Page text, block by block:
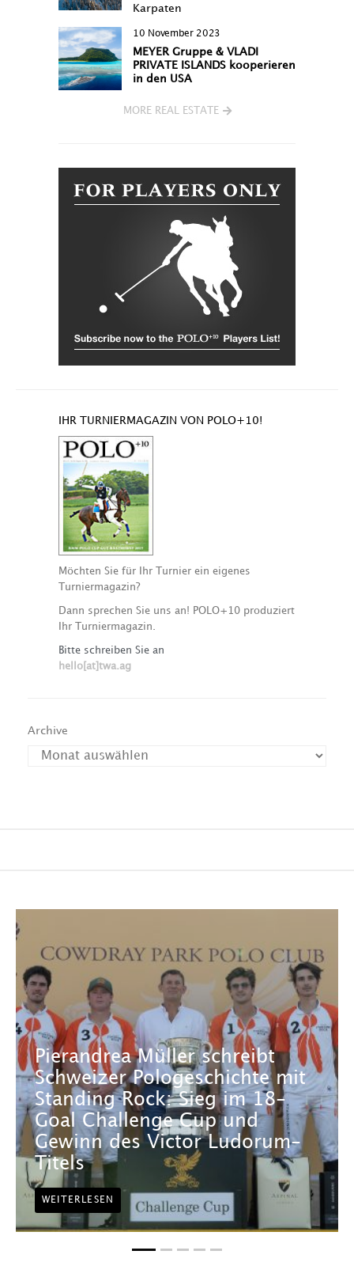
Karpaten
10 November 2023
MEYER Gruppe & VLADI
PRIVATE ISLANDS kooperieren
in den USA
MORE REAL ESTATE
IHR TURNIERMAGAZIN VON POLO+10!
Möchten Sie für Ihr Turnier ein eigenes
Turniermagazin?
Dann sprechen Sie uns an! POLO+10 produziert
Ihr Turniermagazin.
Bitte schreiben Sie an
hello[at]twa.ag
Archive
Pierandrea Müller schreibt
Schweizer Pologeschichte mit
Standing Rock: Sieg im 18-
Goal Challenge Cup und
Gewinn des Victor Ludorum-
Titels
WEITERLESEN